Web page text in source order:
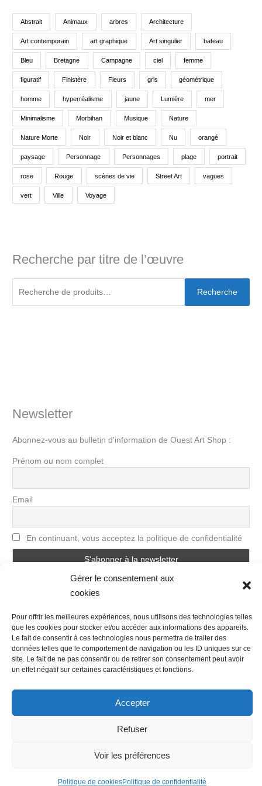
Gérer le consentement aux
cookies
Pour offrir les meilleures expériences, nous utilisons des technologies telles
que les cookies pour stocker et/ou accéder aux informations des appareils.
Le fait de consentir à ces technologies nous permettra de traiter des
données telles que le comportement de navigation ou les ID uniques sur ce
site. Le fait de ne pas consentir ou de retirer son consentement peut avoir
un effet négatif sur certaines caractéristiques et fonctions.
Accepter
Refuser
Voir les préférences
Politique de cookiesPolitique de confidentialité
Abstrait Animaux arbres Architecture
Art contemporain art graphique Art singulier bateau
Bleu Bretagne Campagne ciel femme
figuratif Finistère Fleurs gris géométrique
homme hyperréalisme jaune Lumière mer
Minimalisme Morbihan Musique Nature
Nature Morte Noir Noir et blanc Nu orangé
paysage Personnage Personnages plage portrait
rose Rouge scènes de vie Street Art vagues
vert Ville Voyage
Recherche par titre de l’œuvre
Recherche
Newsletter
Abonnez-vous au bulletin d'information de Ouest Art Shop :
Prénom ou nom complet
Email
En continuant, vous acceptez la politique de confidentialité
Nous contacter
Conditions Générales de Ventes
Politique de confidentialité
Mentions légales
Mon compte